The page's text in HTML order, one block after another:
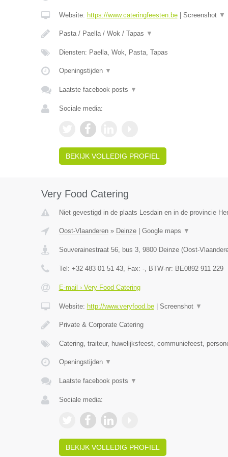
Website: https://www.cateringfeesten.be| Screenshot ▼
Pasta / Paella / Wok / Tapas ▼
Diensten: Paella, Wok, Pasta, Tapas
Openingstijden ▼
Laatste facebook posts ▼
Sociale media:
BEKIJK VOLLEDIG PROFIEL
Very Food Catering
Niet gevestigd in de plaats Lesdain en in de provincie
Oost-Vlaanderen» Deinze| Google maps ▼
Souverainestraat 56, bus 3, 9800 Deinze(Oost-
Tel: +32 483 01 51 43, Fax: -, BTW-nr: BE0892 911 229
E-mail › Very Food Catering
Website: http://www.veryfood.be| Screenshot ▼
Private & Corporate Catering
Catering, traiteur, huwelijksfeest, communiefeest,
Openingstijden ▼
Laatste facebook posts ▼
Sociale media:
BEKIJK VOLLEDIG PROFIEL